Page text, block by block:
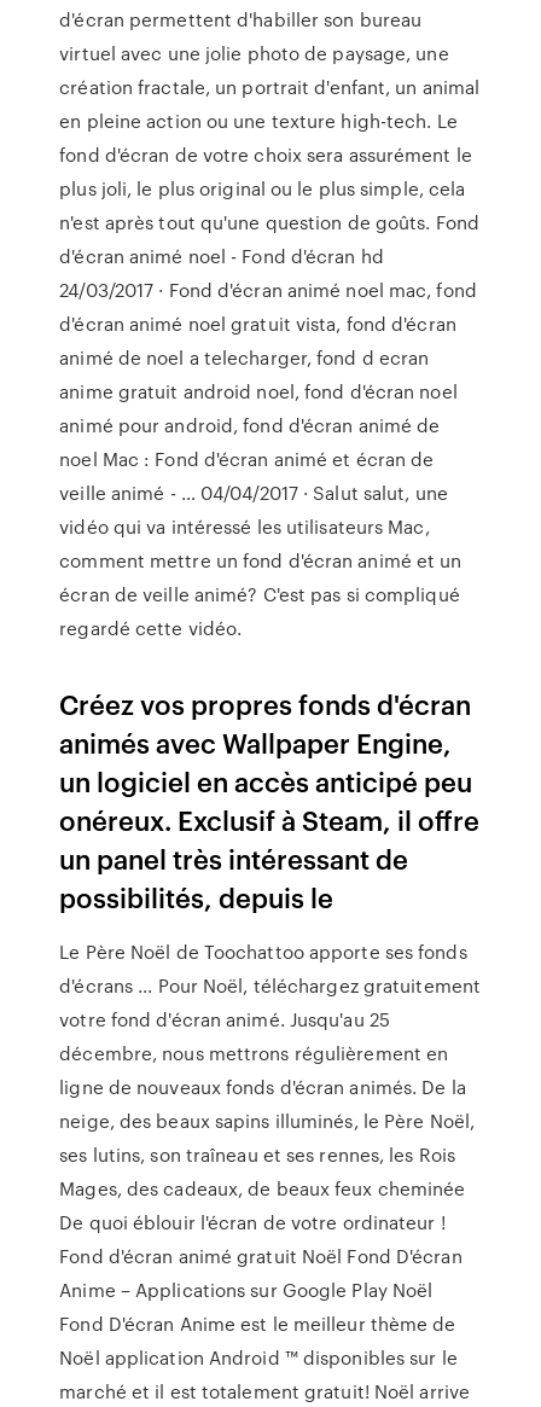
d'écran permettent d'habiller son bureau
virtuel avec une jolie photo de paysage, une
création fractale, un portrait d'enfant, un animal
en pleine action ou une texture high-tech. Le
fond d'écran de votre choix sera assurément le
plus joli, le plus original ou le plus simple, cela
n'est après tout qu'une question de goûts. Fond
d'écran animé noel - Fond d'écran hd
24/03/2017 · Fond d'écran animé noel mac, fond
d'écran animé noel gratuit vista, fond d'écran
animé de noel a telecharger, fond d ecran
anime gratuit android noel, fond d'écran noel
animé pour android, fond d'écran animé de
noel Mac : Fond d'écran animé et écran de
veille animé - … 04/04/2017 · Salut salut, une
vidéo qui va intéressé les utilisateurs Mac,
comment mettre un fond d'écran animé et un
écran de veille animé? C'est pas si compliqué
regardé cette vidéo.
Créez vos propres fonds d'écran
animés avec Wallpaper Engine,
un logiciel en accès anticipé peu
onéreux. Exclusif à Steam, il offre
un panel très intéressant de
possibilités, depuis le
Le Père Noël de Toochattoo apporte ses fonds
d'écrans ... Pour Noël, téléchargez gratuitement
votre fond d'écran animé. Jusqu'au 25
décembre, nous mettrons régulièrement en
ligne de nouveaux fonds d'écran animés. De la
neige, des beaux sapins illuminés, le Père Noël,
ses lutins, son traîneau et ses rennes, les Rois
Mages, des cadeaux, de beaux feux cheminée
De quoi éblouir l'écran de votre ordinateur !
Fond d'écran animé gratuit Noël Fond D'écran
Anime – Applications sur Google Play Noël
Fond D'écran Anime est le meilleur thème de
Noël application Android ™ disponibles sur le
marché et il est totalement gratuit! Noël arrive